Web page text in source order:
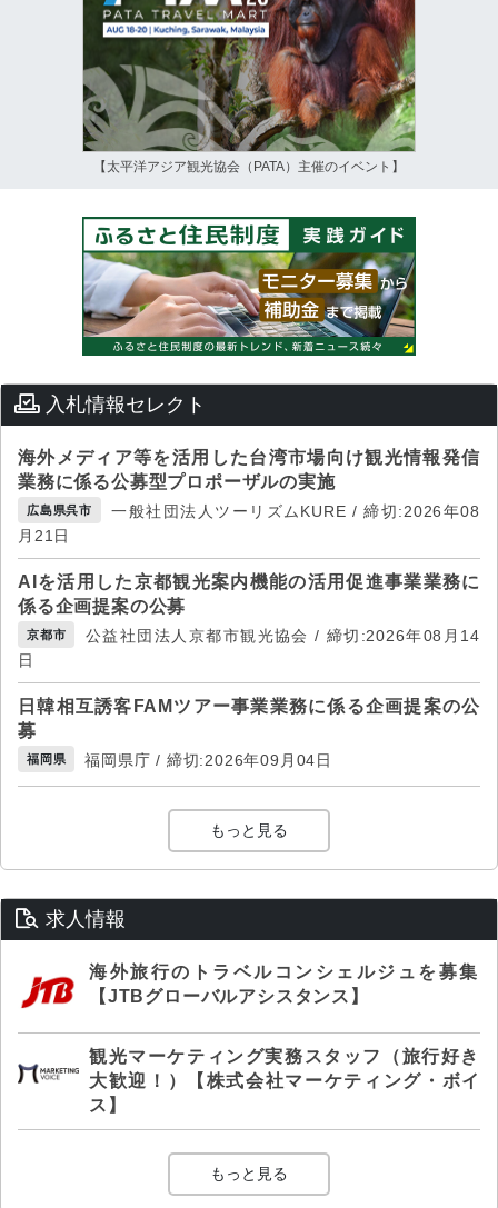
【太平洋アジア観光協会（PATA）主催のイベント】
入札情報セレクト
海外メディア等を活用した台湾市場向け観光情報発信
業務に係る公募型プロポーザルの実施
広島県呉市
一般社団法人ツーリズムKURE / 締切:2026年08
月21日
AIを活用した京都観光案内機能の活用促進事業業務に
係る企画提案の公募
京都市
公益社団法人京都市観光協会 / 締切:2026年08月14
日
日韓相互誘客FAMツアー事業業務に係る企画提案の公
募
福岡県 福岡県庁 / 締切:2026年09月04日
もっと見る
求人情報
海外旅行のトラベルコンシェルジュを募集
【JTBグローバルアシスタンス】
観光マーケティング実務スタッフ（旅行好き
大歓迎！）【株式会社マーケティング・ボイ
ス】
もっと見る